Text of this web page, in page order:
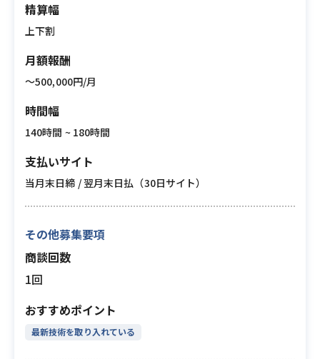
精算幅
上下割
月額報酬
〜500,000円/月
時間幅
140時間 ~ 180時間
支払いサイト
当月末日締 / 翌月末日払（30日サイト）
その他募集要項
商談回数
1回
おすすめポイント
最新技術を取り入れている